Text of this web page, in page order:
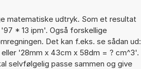
matematiske udtryk. Som et resultat
* 13 ipm'. Også forskellige
Det kan f.eks. se sådan ud:
'28mm x 43cm x 58dm = ? cm^3'.
selvfølgelig passe sammen og give